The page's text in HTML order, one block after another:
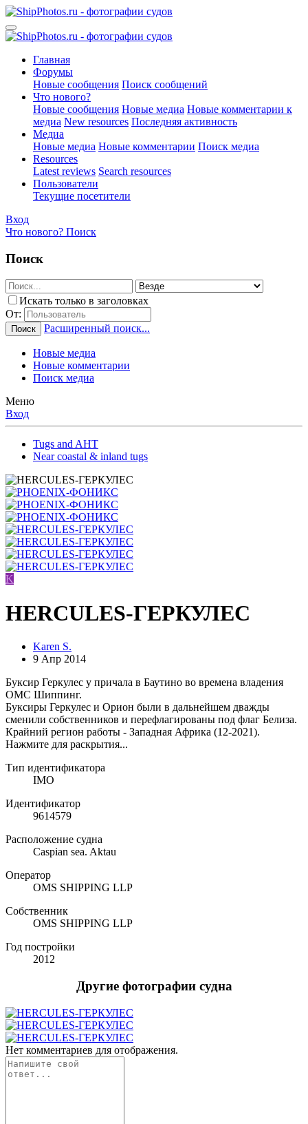
Главная
Форумы
Новые сообщения Поиск сообщений
Что нового?
Новые сообщения Новые медиа Новые комментарии к
медиа New resources Последняя активность
Медиа
Новые медиа Новые комментарии Поиск медиа
Resources
Latest reviews Search resources
Пользователи
Текущие посетители
Вход
Что нового? Поиск
Поиск
Искать только в заголовках
От:
Поиск Расширенный поиск...
Новые медиа
Новые комментарии
Поиск медиа
Меню
Вход
Tugs and AHT
Near coastal & inland tugs
K
HERCULES-ГЕРКУЛЕС
Karen S.
9 Апр 2014
Буксир Геркулес у причала в Баутино во времена владения
ОМС Шиппинг.
Буксиры Геркулес и Орион были в дальнейшем дважды
сменили собственников и перефлагированы под флаг Белиза.
Крайний регион работы - Западная Африка (12-2021).
Нажмите для раскрытия...
Тип идентификатора
IMO
Идентификатор
9614579
Расположение судна
Caspian sea. Aktau
Оператор
OMS SHIPPING LLP
Собственник
OMS SHIPPING LLP
Год постройки
2012
Другие фотографии судна
Нет комментариев для отображения.